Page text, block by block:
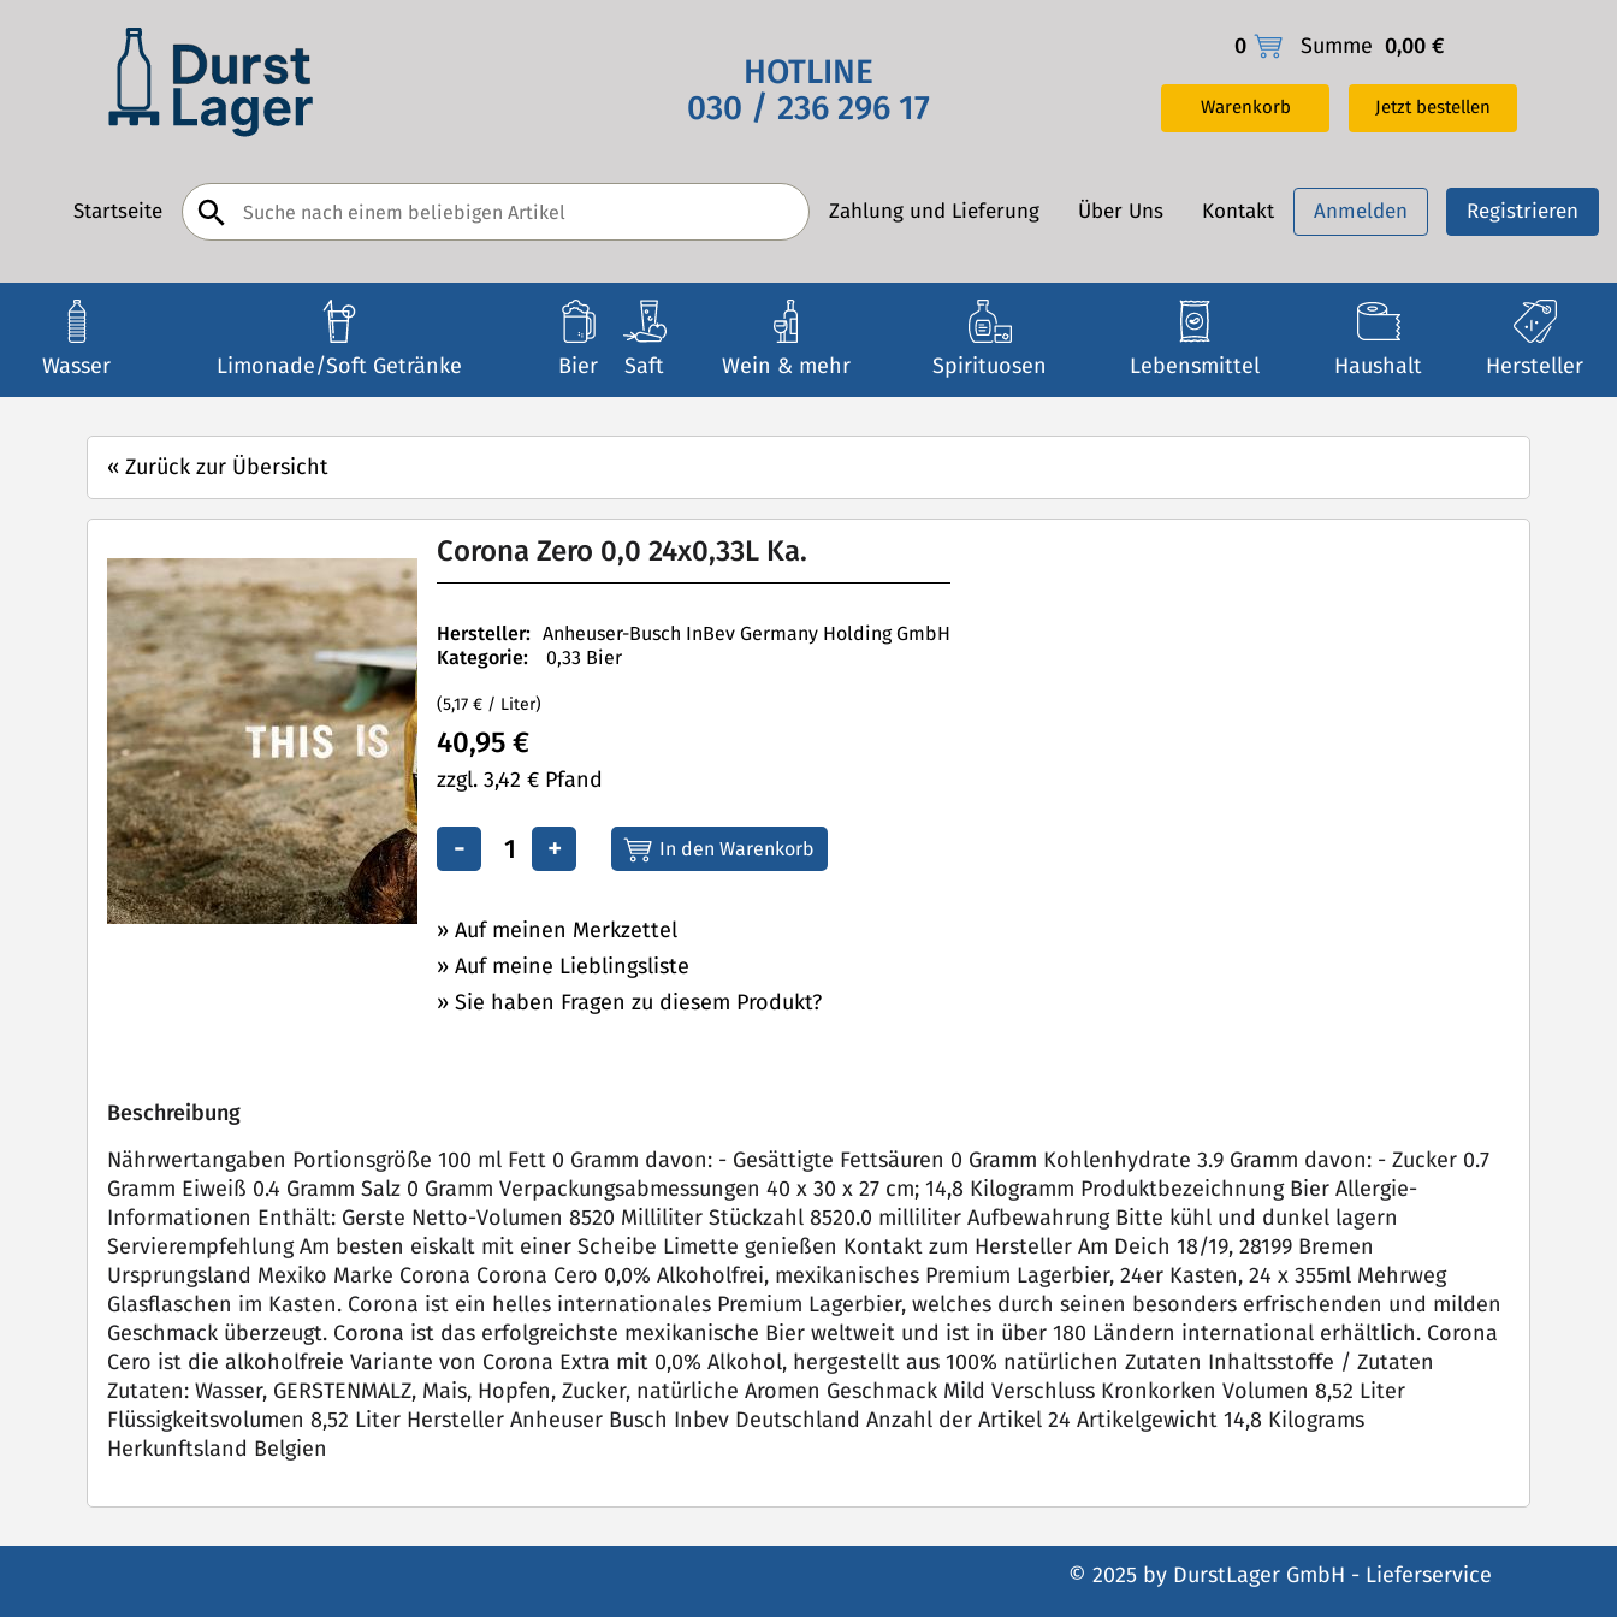
HOTLINE
030 / 236 296 17
0 Summe 0,00 €
Warenkorb Jetzt bestellen
Startseite Zahlung und Lieferung Über Uns Kontakt Anmelden Registrieren
Wasser Limonade/Soft Getränke Bier Saft Wein & mehr Spirituosen Lebensmittel Haushalt Hersteller
« Zurück zur Übersicht
Corona Zero 0,0 24x0,33L Ka.
Hersteller: Anheuser-Busch InBev Germany Holding GmbH
Kategorie:
0,33 Bier
(5,17 € / Liter)
40,95 €
zzgl. 3,42 € Pfand
- +
» Auf meinen Merkzettel
» Auf meine Lieblingsliste
» Sie haben Fragen zu diesem Produkt?
Beschreibung
Nährwertangaben Portionsgröße ‎100 ml Fett ‎0 Gramm davon: - Gesättigte Fettsäuren ‎0 Gramm Kohlenhydrate ‎3.9 Gramm davon: - Zucker ‎0.7
Gramm Eiweiß ‎0.4 Gramm Salz ‎0 Gramm Verpackungsabmessungen ‎40 x 30 x 27 cm; 14,8 Kilogramm Produktbezeichnung ‎Bier Allergie-
Informationen ‎Enthält: Gerste Netto-Volumen ‎8520 Milliliter Stückzahl ‎8520.0 milliliter Aufbewahrung ‎Bitte kühl und dunkel lagern
Servierempfehlung ‎‎Am besten eiskalt mit einer Scheibe Limette genießen Kontakt zum Hersteller ‎Am Deich 18/19, 28199 Bremen
Ursprungsland ‎Mexiko Marke ‎Corona Corona Cero 0,0% Alkoholfrei, mexikanisches Premium Lagerbier, 24er Kasten, 24 x 355ml Mehrweg
Glasflaschen im Kasten. Corona ist ein helles internationales Premium Lagerbier, welches durch seinen besonders erfrischenden und milden
Geschmack überzeugt. Corona ist das erfolgreichste mexikanische Bier weltweit und ist in über 180 Ländern international erhältlich. Corona
Cero ist die alkoholfreie Variante von Corona Extra mit 0,0% Alkohol, hergestellt aus 100% natürlichen Zutaten Inhaltsstoffe / Zutaten
Zutaten: Wasser, GERSTENMALZ, Mais, Hopfen, Zucker, natürliche Aromen Geschmack ‎Mild Verschluss ‎Kronkorken Volumen ‎8,52 Liter
Flüssigkeitsvolumen ‎8,52 Liter Hersteller ‎Anheuser Busch Inbev Deutschland Anzahl der Artikel ‎24 Artikelgewicht ‎14,8 Kilograms
Herkunftsland ‎Belgien
© 2025 by DurstLager GmbH - Lieferservice